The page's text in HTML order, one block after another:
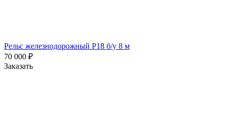
Рельс железнодорожный Р18 б/у 8 м
70 000 ₽
Заказать